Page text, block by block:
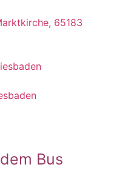
65183
Bus